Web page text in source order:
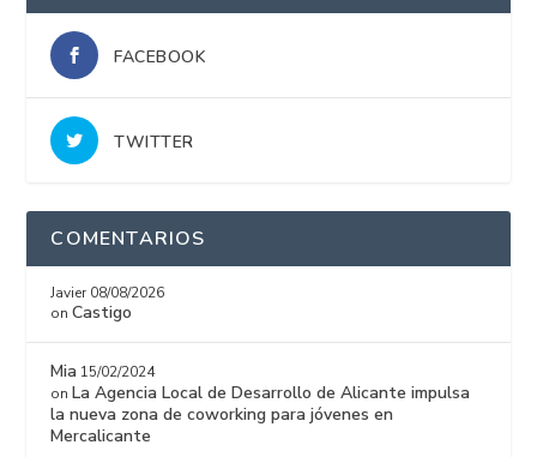
FACEBOOK
TWITTER
COMENTARIOS
Javier 08/08/2026
onCastigo
Mia 15/02/2024
onLa Agencia Local de Desarrollo de Alicante impulsa
la nueva zona de coworking para jóvenes en
Mercalicante